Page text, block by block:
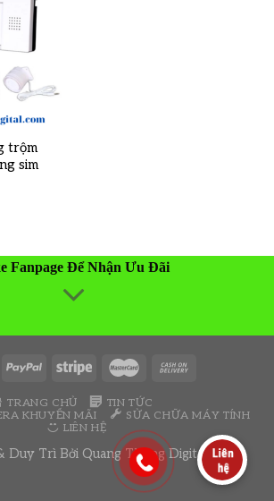
Add to
wishlist
trộm
sim
Fanpage Để Nhận Ưu Đãi
TRANG CHỦ
TIN TỨC
KHUYẾN MÃI
SỬA CHỮA MÁY TÍNH
LIÊN HỆ
Duy Trì Bởi Quang Thông Digital